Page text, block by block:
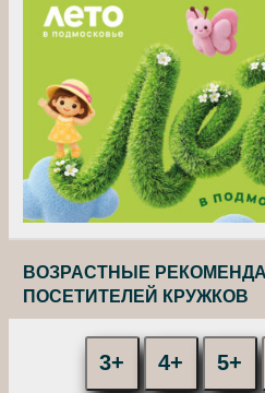
ВОЗРАСТНЫЕ
ПОСЕТИТЕЛЕЙ КРУЖКОВ
3+ 4+ 5+